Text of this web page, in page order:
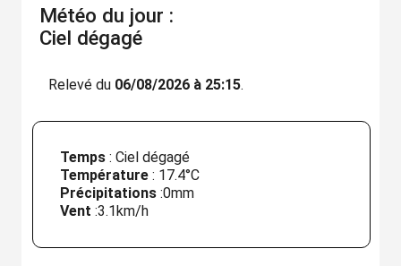
Météo du jour :
Ciel dégagé
Relevé du 06/08/2026 à 25:15.
Temps: Ciel dégagé
Température: 17.4°C
Précipitations:0mm
Vent :3.1km/h